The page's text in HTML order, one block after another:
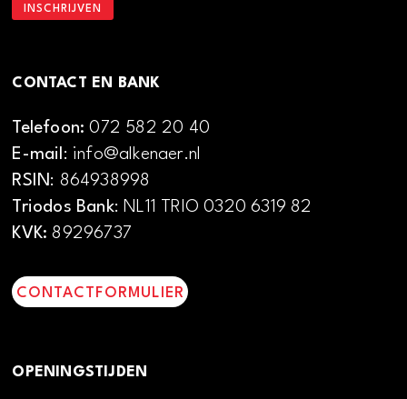
CONTACT EN BANK
Telefoon:072 582 20 40
E-mail: info@alkenaer.nl
RSIN: 864938998
Triodos Bank: NL11 TRIO 0320 6319 82
KVK: 89296737
CONTACTFORMULIER
OPENINGSTIJDEN